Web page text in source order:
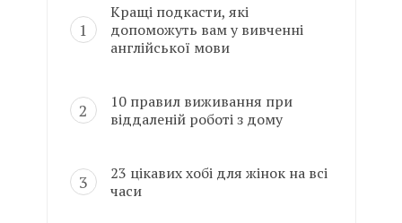
Кращі подкасти, які
допоможуть вам у вивченні
англійської мови
10 правил виживання при
віддаленій роботі з дому
23 цікавих хобі для жінок на всі
часи